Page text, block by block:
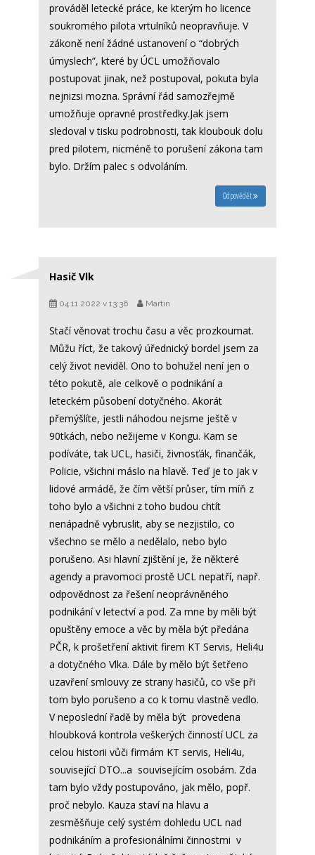
prováděl letecké práce, ke kterým ho licence
soukromého pilota vrtulníků neopravňuje. V
zákoně není žádné ustanovení o “dobrých
úmyslech”, které by ÚCL umožňovalo
postupovat jinak, než postupoval, pokuta byla
nejnizsi mozna. Správní řád samozřejmě
umožňuje opravné prostředky.Jak jsem
sledoval v tisku podrobnosti, tak kloubouk dolu
pred pilotem, nicméně to porušení zákona tam
bylo. Držím palec s odvoláním.
Odpovědět
Hasič Vlk
04.11.2022 v 13:36 Martin
Stačí věnovat trochu času a věc prozkoumat.
Můžu říct, že takový úřednický bordel jsem za
celý život neviděl. Ono to bohužel není jen o
této pokutě, ale celkově o podnikání a
leteckém působení dotyčného. Akorát
přemýšlíte, jestli náhodou nejsme ještě v
90tkách, nebo nežijeme v Kongu. Kam se
podíváte, tak UCL, hasiči, živnosťák, finančák,
Policie, všichni máslo na hlavě. Teď je to jak v
lidové armádě, že čím větší průser, tím míň z
toho bylo a všichni z toho budou chtít
nenápadně vybruslit, aby se nezjistilo, co
všechno se mělo a nedělalo, nebo bylo
porušeno. Asi hlavní zjištění je, že některé
agendy a pravomoci prostě UCL nepatří, např.
odpovědnost za řešení neoprávněného
podnikání v letectví a pod. Za mne by měli být
opuštěny emoce a věc by měla být předána
PČR, k prošetření aktivit firem KT Servis, Heli4u
a dotyčného Vlka. Dále by mělo být šetřeno
uzavření smlouvy ze strany hasičů, co vše při
tom bylo porušeno a co k tomu vlastně vedlo.
V neposlední řadě by měla být provedena
hloubková kontrola veškerých činností UCL za
celou historii vůči firmám KT servis, Heli4u,
související DTO...a souvisejícím osobám. Zda
tam bylo vždy postupováno, jak mělo, popř.
proč nebylo. Kauza staví na hlavu a
zesměšňuje celý systém dohledu UCL nad
podnikáním a profesionálními činnostmi v